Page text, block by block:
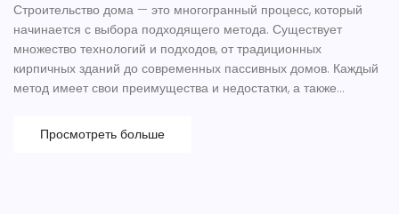
Строительство дома — это многогранный процесс, который
начинается с выбора подходящего метода. Существует
множество технологий и подходов, от традиционных
кирпичных зданий до современных пассивных домов. Каждый
метод имеет свои преимущества и недостатки, а также
комфорт. Понимание преимуществ различных методов
поможет вам сделать обоснованный выбор и реализовать
Просмотреть больше